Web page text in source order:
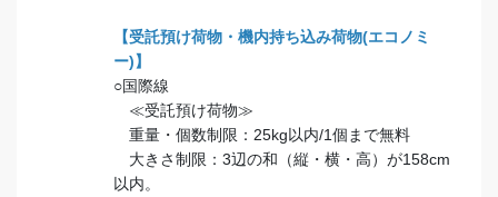
【受託預け荷物・機内持ち込み荷物(エコノミ
ー)】
○国際線
≪受託預け荷物≫
重量・個数制限：25kg以内/1個まで無料
大きさ制限：3辺の和（縦・横・高）が158cm
以内。